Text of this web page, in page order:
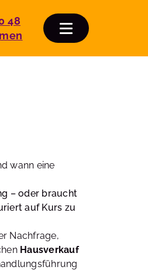
48
wann eine
– oder braucht
auf Kurs zu
Nachfrage,
Hausverkauf